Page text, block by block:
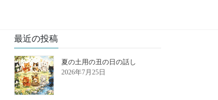
最近の投稿
夏の土用の丑の日の話し
2026年7月25日